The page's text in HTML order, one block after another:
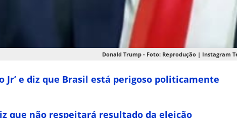
Donald Trump - Foto: Reprodução | Instagram
Jr’ e diz que Brasil está perigoso politicamente
que não respeitará resultado da eleição